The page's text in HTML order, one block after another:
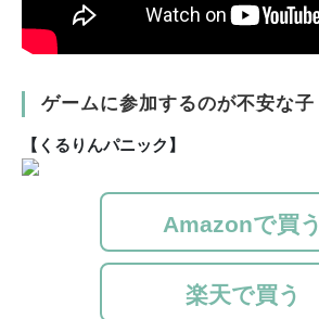
ゲームに参加するのが不安な子
【くるりんパニック】
Amazonで買う
楽天で買う